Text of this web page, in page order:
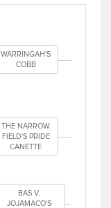
WARRINGAH'S
COBB
THE NARROW
FIELD'S PRIDE
CANETTE
BAS V.
JOJAMACO'S